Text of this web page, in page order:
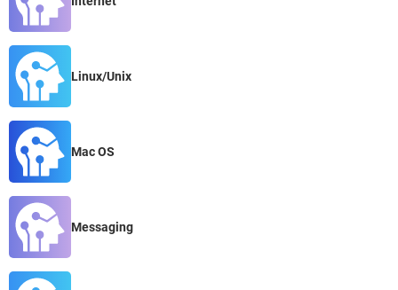
Linux/Unix
Mac OS
Messaging